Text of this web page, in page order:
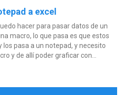
a excel
hacer para pasar datos de un
macro, lo que pasa es que estos
los pasa a un notepad, y necesito
y de allí poder graficar con...